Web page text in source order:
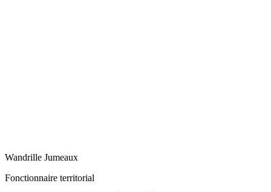
Wandrille Jumeaux
Fonctionnaire territorial